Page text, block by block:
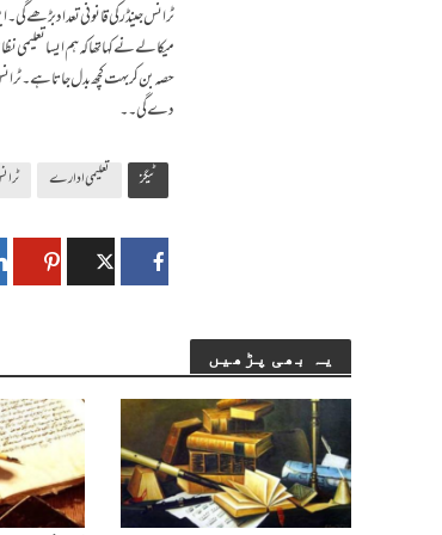
ٹرانس جینڈر کی قانونی تعداد بڑھے
میکالے نے کہا تھا کہ ہم ایسا
حصہ بن کر بہت کچھ بدل جاتا ہے ۔
دے گی ۔۔
ٹیگز تعلیمی ادارے
یہ بھی پڑھیں